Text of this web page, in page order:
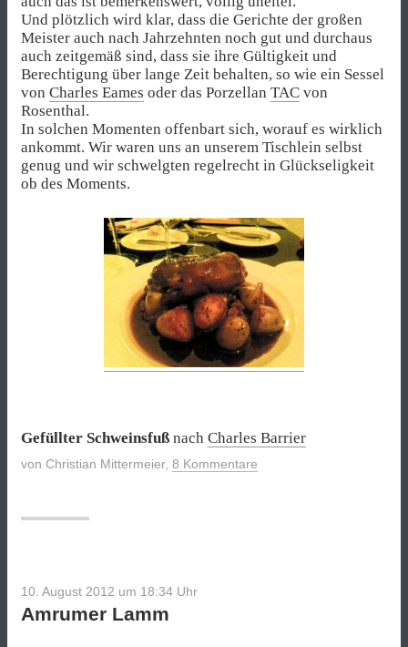
Und plötzlich wird klar, dass die Gerichte der großen
Meister auch nach Jahrzehnten noch gut und durchaus
auch zeitgemäß sind, dass sie ihre Gültigkeit und
Berechtigung über lange Zeit behalten, so wie ein Sessel
von Charles Eames oder das Porzellan TAC von
Rosenthal.
In solchen Momenten offenbart sich, worauf es wirklich
ankommt. Wir waren uns an unserem Tischlein selbst
genug und wir schwelgten regelrecht in Glückseligkeit
ob des Moments.
Gefüllter Schweinsfuß nach Charles Barrier
von Christian Mittermeier, 8 Kommentare
10. August 2012 um 18:34 Uhr
Amrumer Lamm